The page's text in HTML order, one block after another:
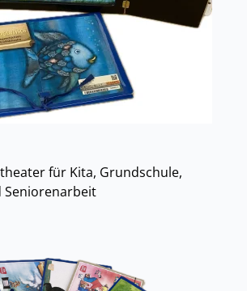
für Kita, Grundschule,
Seniorenarbeit